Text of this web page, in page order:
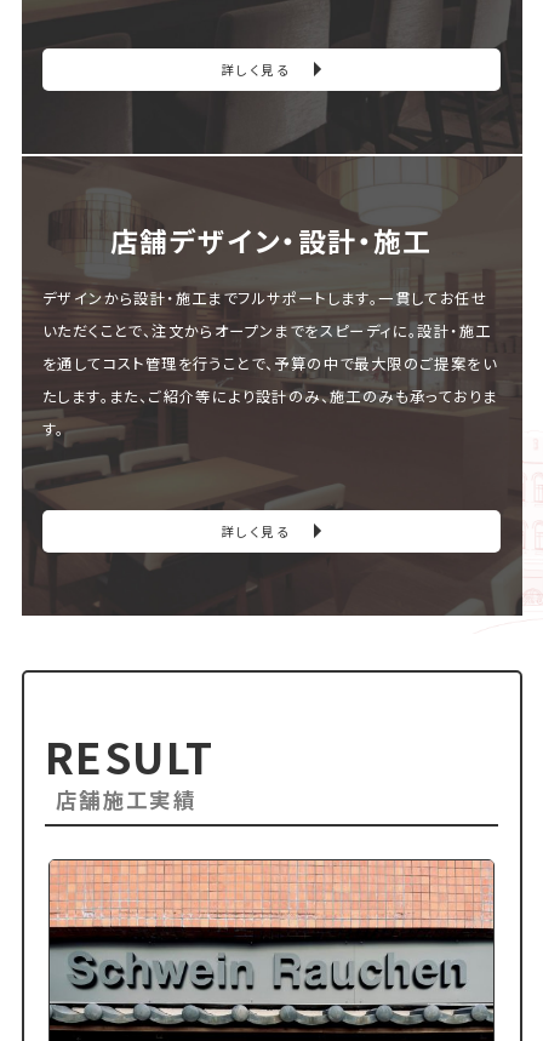
詳しく見る
店舗デザイン・設計・施⼯
デザインから設計・施工までフルサポートします。一貫してお任せ
いただくことで、注文からオープンまでをスピーディに。設計・施工
を通してコスト管理を行うことで、予算の中で最大限のご提案をい
たします。また、ご紹介等により設計のみ、施工のみも承っておりま
す。
詳しく見る
RESULT
店舗施工実績